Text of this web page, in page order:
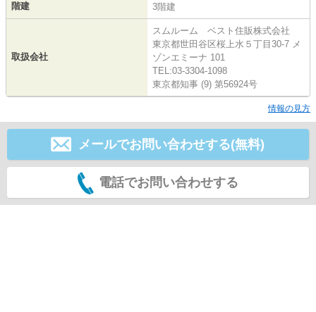
階建 3階建
取扱会社
スムルーム ベスト住販株式会社
東京都世田谷区桜上水５丁目30-7 メ
ゾンエミーナ 101
TEL:03-3304-1098
東京都知事 (9) 第56924号
情報の見方
メールでお問い合わせする(無料)
電話でお問い合わせする